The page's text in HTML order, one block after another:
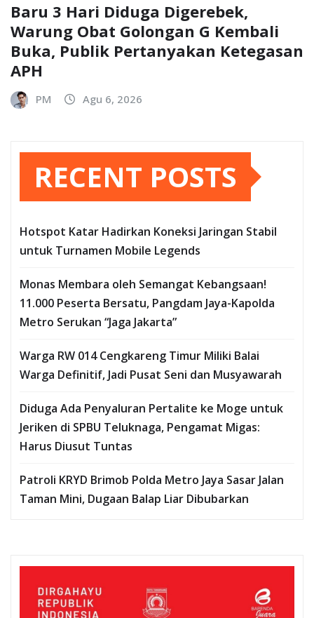
Baru 3 Hari Diduga Digerebek,
Warung Obat Golongan G Kembali
Buka, Publik Pertanyakan Ketegasan
APH
PM Agu 6, 2026
RECENT POSTS
Hotspot Katar Hadirkan Koneksi Jaringan Stabil
untuk Turnamen Mobile Legends
Monas Membara oleh Semangat Kebangsaan!
11.000 Peserta Bersatu, Pangdam Jaya-Kapolda
Metro Serukan “Jaga Jakarta”
Warga RW 014 Cengkareng Timur Miliki Balai
Warga Definitif, Jadi Pusat Seni dan Musyawarah
Diduga Ada Penyaluran Pertalite ke Moge untuk
Jeriken di SPBU Teluknaga, Pengamat Migas:
Harus Diusut Tuntas
Patroli KRYD Brimob Polda Metro Jaya Sasar Jalan
Taman Mini, Dugaan Balap Liar Dibubarkan